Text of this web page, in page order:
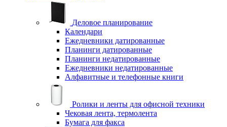
Деловое планирование
Календари
Ежедневники датированные
Планинги датированные
Планинги недатированные
Ежедневники недатированные
Алфавитные и телефонные книги
Ролики и ленты для офисной техники
Чековая лента, термолента
Бумага для факса